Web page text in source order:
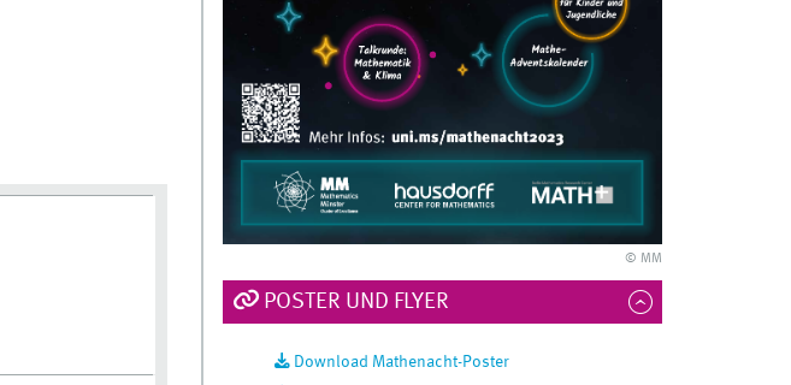
© MM
POSTER UND FLYER
Download Mathenacht-Poster